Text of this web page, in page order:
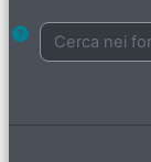
Cerca nei forum